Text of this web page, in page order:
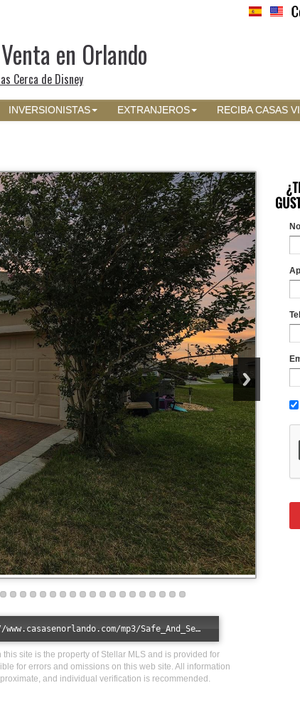
en Orlando
Cerca de Disney
INVERSIONISTAS EXTRANJEROS RECIBA CASAS
Error loading: "//www.casasenorlando.com/mp3/Safe_And_Secure_full_mix_mp3.mp3"
site is the property of Stellar MLS and is provided for
for errors and omissions on this web site. All information
and individual verification is recommended.